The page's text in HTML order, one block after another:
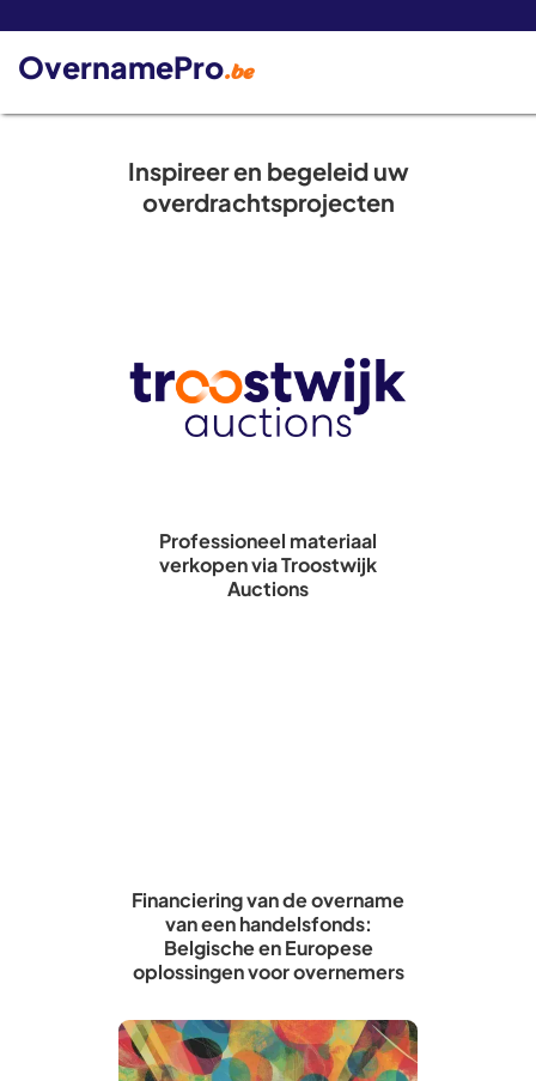
OvernamePro.be
Inspireer en begeleid uw
overdrachtsprojecten
Professioneel materiaal
verkopen via Troostwijk
Auctions
Financiering van de overname
van een handelsfonds:
Belgische en Europese
oplossingen voor overnemers